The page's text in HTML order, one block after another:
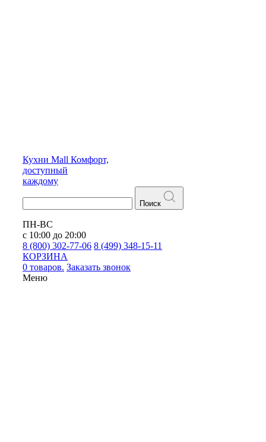
Кухни Mall Комфорт,
доступный
каждому
Поиск
ПН-ВС
с 10:00 до 20:00
8 (800) 302-77-06 8 (499) 348-15-11
КОРЗИНА
0 товаров. Заказать звонок
Меню